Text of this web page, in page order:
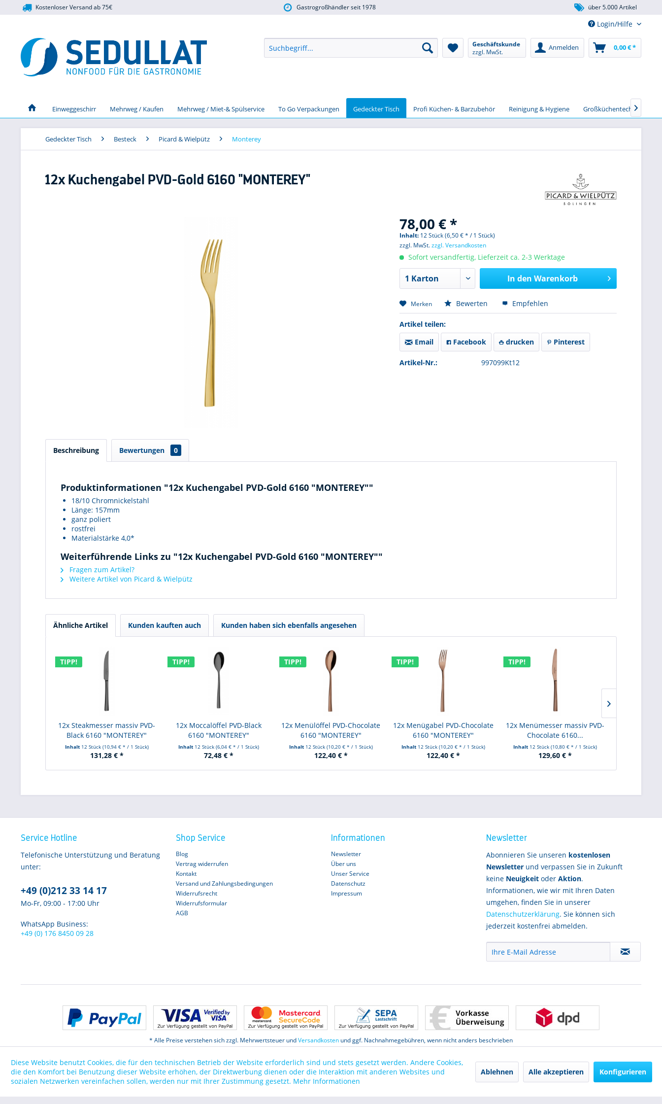
Kostenloser Versand ab 75€ Gastrogroßhändler seit 1978 über 5.000 Artikel
Login/Hilfe
Geschäftskunde
zzgl. MwSt.
Anmelden 0,00 € *
Einweggeschirr Mehrweg / Kaufen Mehrweg / Miet-& Spülservice To Go Verpackungen Gedeckter Tisch Profi Küchen- & Barzubehör Reinigung & Hygiene Großküchentechnik

Gedeckter Tisch Besteck Picard & Wielpütz Monterey
12x Kuchengabel PVD-Gold 6160 "MONTEREY"
78,00 € *
Inhalt: 12 Stück (6,50 € * / 1 Stück)
zzgl. MwSt.zzgl. Versandkosten
Sofort versandfertig, Lieferzeit ca. 2-3 Werktage
In den Warenkorb
Merken Bewerten Empfehlen
Artikel teilen:
Email
Facebook drucken Pinterest
Artikel-Nr.: 997099Kt12
Beschreibung Bewertungen 0
Produktinformationen "12x Kuchengabel PVD-Gold 6160 "MONTEREY""
18/10 Chromnickelstahl
Länge: 157mm
ganz poliert
rostfrei
Materialstärke 4,0*
Weiterführende Links zu "12x Kuchengabel PVD-Gold 6160 "MONTEREY""
Fragen zum Artikel?
Weitere Artikel von Picard & Wielpütz
Ähnliche Artikel Kunden kauften auch Kunden haben sich ebenfalls angesehen
TIPP!
12x Steakmesser massiv PVD-
Black 6160 "MONTEREY"
Inhalt 12 Stück (10,94 € * / 1 Stück)
131,28 € *
TIPP!
12x Moccalöffel PVD-Black
6160 "MONTEREY"
Inhalt 12 Stück(6,04 € * / 1 Stück)
72,48 € *
TIPP!
12x Menülöffel PVD-Chocolate
6160 "MONTEREY"
Inhalt 12 Stück (10,20 € * / 1 Stück)
122,40 € *
TIPP!
12x Menügabel PVD-Chocolate
6160 "MONTEREY"
Inhalt 12 Stück (10,20 € * / 1 Stück)
122,40 € *
TIPP!
12x Menümesser massiv PVD-
Chocolate 6160...
Inhalt 12 Stück(10,80 € * / 1 Stück)
129,60 € *
Service Hotline
Telefonische Unterstützung und Beratung
unter:
+49 (0)212 33 14 17
Mo-Fr, 09:00 - 17:00 Uhr
WhatsApp Business:
+49 (0) 176 8450 09 28
Shop Service
Blog
Vertrag widerrufen
Kontakt
Versand und Zahlungsbedingungen
Widerrufsrecht
Widerrufsformular
AGB
Informationen
Newsletter
Über uns
Unser Service
Datenschutz
Impressum
Newsletter
Abonnieren Sie unseren kostenlosen
Newsletter und verpassen Sie in Zukunft
keine Neuigkeit oder Aktion.
Informationen, wie wir mit Ihren Daten
umgehen, finden Sie in unserer
Datenschutzerklärung. Sie können sich
jederzeit kostenfrei abmelden.
* Alle Preise verstehen sich zzgl. Mehrwertsteuer undVersandkosten und ggf. Nachnahmegebühren, wenn nicht anders beschrieben
Datenschutz
Diese Website benutzt Cookies, die für den technischen Betrieb der Website erforderlich sind und stets gesetzt werden. Andere Cookies,
die den Komfort bei Benutzung dieser Website erhöhen, der Direktwerbung dienen oder die Interaktion mit anderen Websites und
sozialen Netzwerken vereinfachen sollen, werden nur mit Ihrer Zustimmung gesetzt. Mehr Informationen
Ablehnen Alle akzeptieren Konfigurieren